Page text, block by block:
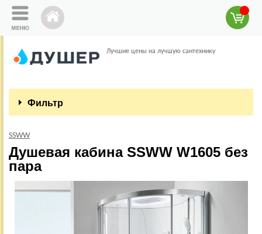
Лучшие цены на лучшую сантехнику
Фильтр
SSWW
Душевая кабина SSWW W1605 без
пара